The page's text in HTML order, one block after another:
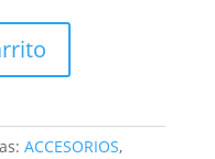
ACCESORIOS,